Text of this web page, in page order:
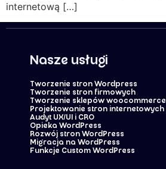
internetową […]
Nasze usługi
Tworzenie stron Wordpress
Tworzenie stron firmowych
Tworzenie sklepów woocommerce
Projektowanie stron internetowych
Audyt UX/UI i CRO
Opieka WordPress
Rozwój stron WordPress
Migracja na WordPress
Funkcje Custom WordPress